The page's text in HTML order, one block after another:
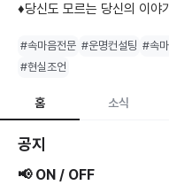
♦️당신도 모르는 당신의 이야
#속마음전문 #운명컨설팅 #속
#현실조언
홈 소식
공지
📢 ON / OFF